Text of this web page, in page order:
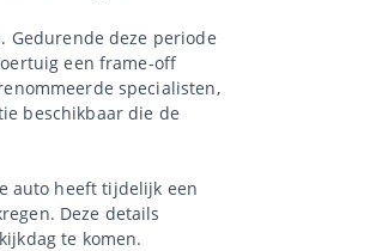
Gedurende deze periode
een frame-off
specialisten,
beschikbaar die de
auto heeft tijdelijk een
Deze details
te komen.